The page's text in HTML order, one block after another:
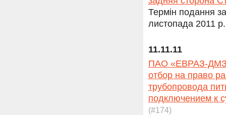
Термін подання
листопада 2011 р.
11.11.11
ПАО «ЕВРАЗ-ДМЗ
отбор на право
трубопровода
подключением к
(#174)